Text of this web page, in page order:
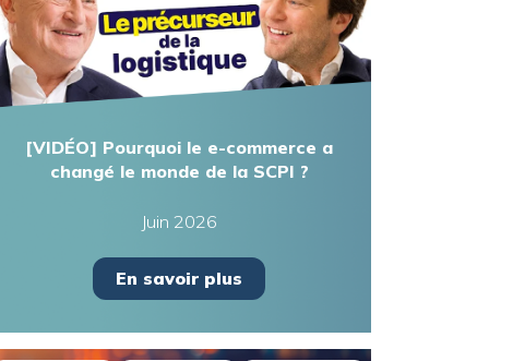
[VIDÉO] Pourquoi le e-commerce a
changé le monde de la SCPI ?
Juin 2026
En savoir plus